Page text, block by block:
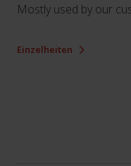
Mostly used by our
Einzelheiten